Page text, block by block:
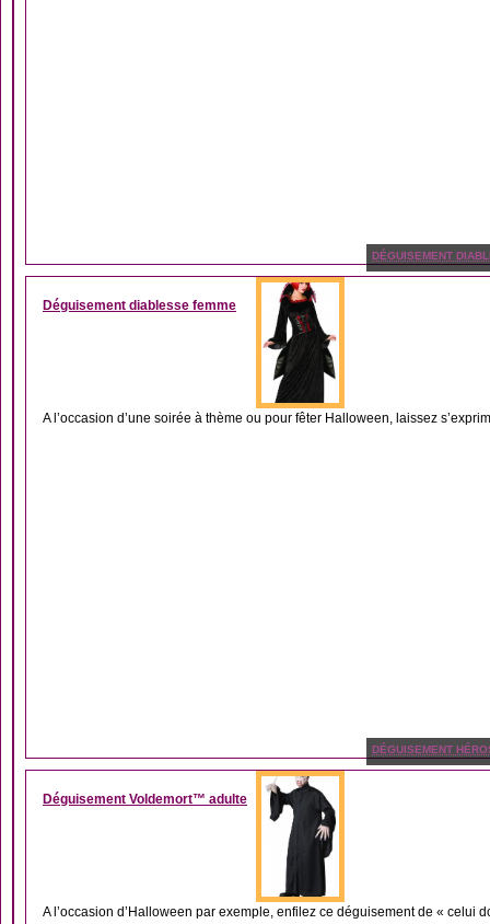
DÉGUISEMENT
Déguisement diablesse femme
A l’occasion d’une soirée à thème ou pour fêter Halloween, laissez
DÉGUISEMENT
Déguisement Voldemort™ adulte
A l’occasion d’Halloween par exemple, enfilez ce déguisement de « celui